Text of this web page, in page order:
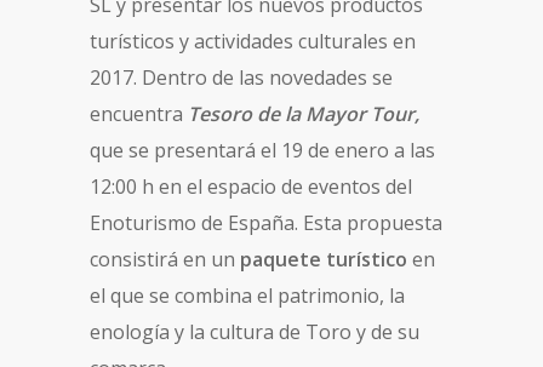
turísticos y actividades culturales en
2017. Dentro de las novedades se
encuentra Tesoro de la Mayor Tour,
que se presentará el 19 de enero a las
12:00 h en el espacio de eventos del
Enoturismo de España. Esta propuesta
consistirá en un paquete turístico en
el que se combina el patrimonio, la
enología y la cultura de Toro y de su